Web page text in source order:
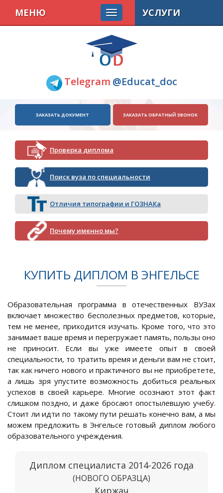
Telegram @Educat_doc
МЕНЮ
ЗАКАЗАТЬ ДОКУМЕНТ ЗАКАЗАТЬ ОБРАТНЫЙ ЗВОНОК
Проверка диплома
Поиск вуза по специальности
Отличия типографии и ГОЗНАКа
Почему именно мы?
УСЛУГИ
КУПИТЬ ДИПЛОМ В ЭНГЕЛЬСЕ
Образовательная программа в отечественных ВУЗах
включает множество бесполезных предметов, которые,
тем не менее, приходится изучать. Кроме того, что это
занимает ваше время и перегружает память, пользы оно
не приносит. Если вы уже имеете опыт в своей
специальности, то тратить время и деньги вам не стоит,
так как ничего нового и практичного вы не приобретете,
а лишь зря упустите возможность добиться реальных
успехов в своей карьере. Многие осознают этот факт
слишком поздно, и даже бросают опостылевшую учебу.
Стоит ли идти по такому пути решать конечно вам, а мы
можем предложить в Энгельсе готовый диплом любого
образовательного учреждения.
Диплом специалиста 2014-2026 года
(НОВОГО ОБРАЗЦА)